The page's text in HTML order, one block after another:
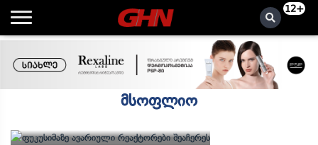
12+
მსოფლიო